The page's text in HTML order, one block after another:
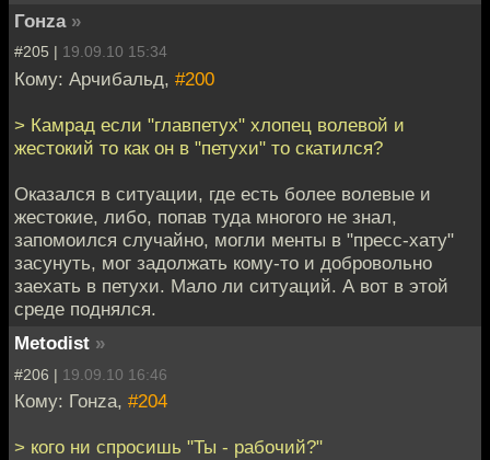
Гонzа »
#205 | 19.09.10 15:34
Кому: Арчибальд, #200
> Камрад если "главпетух" хлопец волевой и
жестокий то как он в "петухи" то скатился?
Оказался в ситуации, где есть более волевые и
жестокие, либо, попав туда многого не знал,
запомоился случайно, могли менты в "пресс-хату"
засунуть, мог задолжать кому-то и добровольно
заехать в петухи. Мало ли ситуаций. А вот в этой
среде поднялся.
Metodist »
#206 | 19.09.10 16:46
Кому: Гонzа, #204
> кого ни спросишь "Ты - рабочий?"